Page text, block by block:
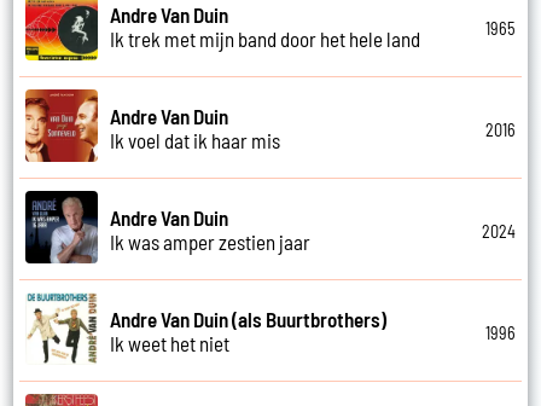
Andre Van Duin
Ik trek met mijn band door het hele land
1965
Andre Van Duin
Ik voel dat ik haar mis
2016
Andre Van Duin
Ik was amper zestien jaar
2024
Andre Van Duin (als Buurtbrothers)
Ik weet het niet
1996